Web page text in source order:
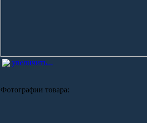
увеличить...
Фотографии товара: